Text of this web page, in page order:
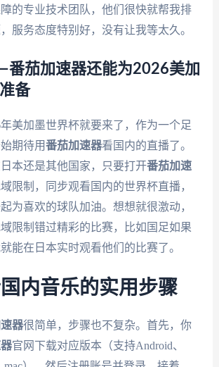
的专业技术团队，他们很快就帮我排
服务态度特别好，没有让我等太久。
茄加速器还能为2026美加
备
美加墨世界杯就要来了，作为一个足
期待用番茄加速器看国内的直播了。
本还是其他国家，只要打开番茄加速
限制，同步观看国内的世界杯直播，
为喜欢的球队加油。想想就很激动，
限制错过精彩的比赛，比如国足如果
能在日本实时观看他们的比赛了。
内音乐的实用步骤
器很简单，步骤也不复杂。首先，你
官网下载对应版本（支持Android、